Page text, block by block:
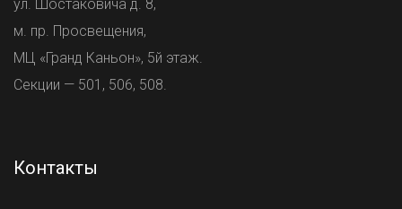
ул. Шостаковича д. 8,
м. пр. Просвещения,
МЦ «Гранд Каньон», 5й этаж.
Секции — 501, 506, 508.
Контакты